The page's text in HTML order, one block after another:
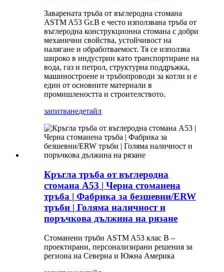
Заварената тръба от въглеродна стомана
ASTM A53 Gr.B е често използвана тръба от
въглеродна конструкционна стомана с добри
механични свойства, устойчивост на
налягане и обработваемост. Тя се използва
широко в индустрии като транспортиране на
вода, газ и петрол, структурна поддръжка,
машиностроене и тръбопроводи за котли и е
един от основните материали в
промишлеността и строителството.
запитванедетайл
Кръгла тръба от въглеродна
стомана A53 | Черна стоманена
тръба | Фабрика за безшевни/ERW
тръби | Голяма наличност и
поръчкова дължина на рязане
Стоманени тръби ASTM A53 клас B –
проектирани, персонализирани решения за
региона на Северна и Южна Америка